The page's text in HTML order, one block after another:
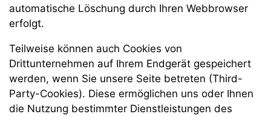
automatische Löschung durch Ihren Webbrowser
erfolgt.
Teilweise können auch Cookies von
Drittunternehmen auf Ihrem Endgerät gespeichert
werden, wenn Sie unsere Seite betreten (Third-
Party-Cookies). Diese ermöglichen uns oder Ihnen
die Nutzung bestimmter Dienstleistungen des